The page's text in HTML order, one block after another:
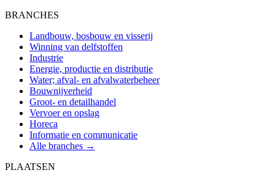
BRANCHES
Landbouw, bosbouw en visserij
Winning van delfstoffen
Industrie
Energie, productie en distributie
Water; afval- en afvalwaterbeheer
Bouwnijverheid
Groot- en detailhandel
Vervoer en opslag
Horeca
Informatie en communicatie
Alle branches →
PLAATSEN